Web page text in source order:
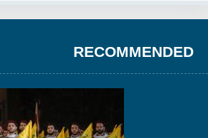
RECOMMENDED